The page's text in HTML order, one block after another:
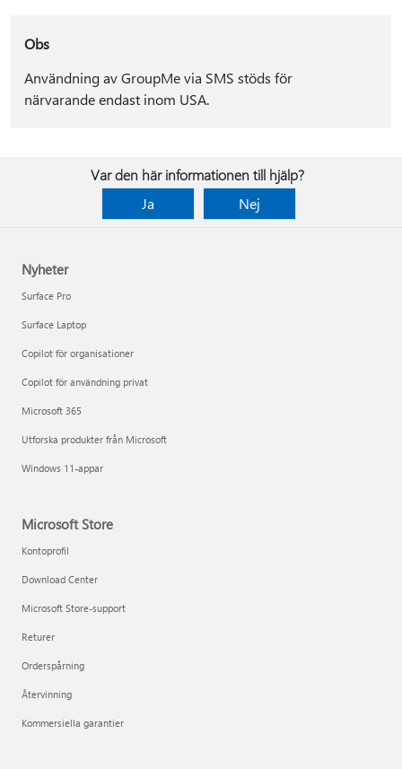
Obs
Användning av GroupMe via SMS stöds för
närvarande endast inom USA.
Var den här informationen till hjälp?
Ja
Nej
Nyheter
Surface Pro
Surface Laptop
Copilot för organisationer
Copilot för användning privat
Microsoft 365
Utforska produkter från Microsoft
Windows 11-appar
Microsoft Store
Kontoprofil
Download Center
Microsoft Store-support
Returer
Orderspårning
Återvinning
Kommersiella garantier